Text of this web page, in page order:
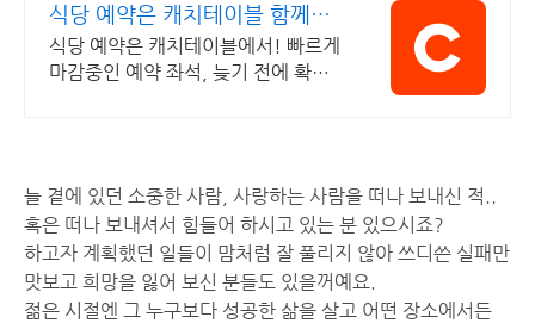
식당 예약은 캐치테이블 함께고
르기, 초대장발송 등
식당 예약은 캐치테이블에서! 빠르게
마감중인 예약 좌석, 늦기 전에 확보
늘 곁에 있던 소중한 사람, 사랑하는 사람을 떠나 보내신 적..
혹은 떠나 보내셔서 힘들어 하시고 있는 분 있으시죠?
하고자 계획했던 일들이 맘처럼 잘 풀리지 않아 쓰디쓴 실패만
맛보고 희망을 잃어 보신 분들도 있을꺼예요.
젊은 시절엔 그 누구보다 성공한 삶을 살고 어떤 장소에서든